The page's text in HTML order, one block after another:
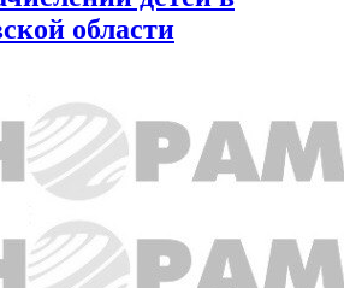
области